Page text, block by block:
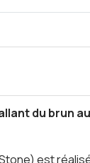
du brun
est